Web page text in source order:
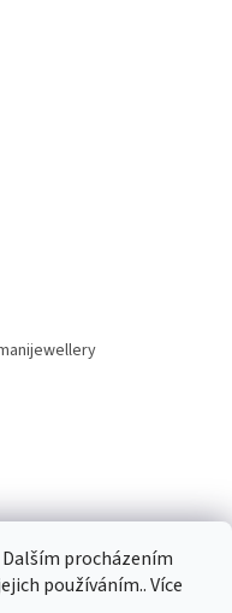
procházením
používáním.. Více